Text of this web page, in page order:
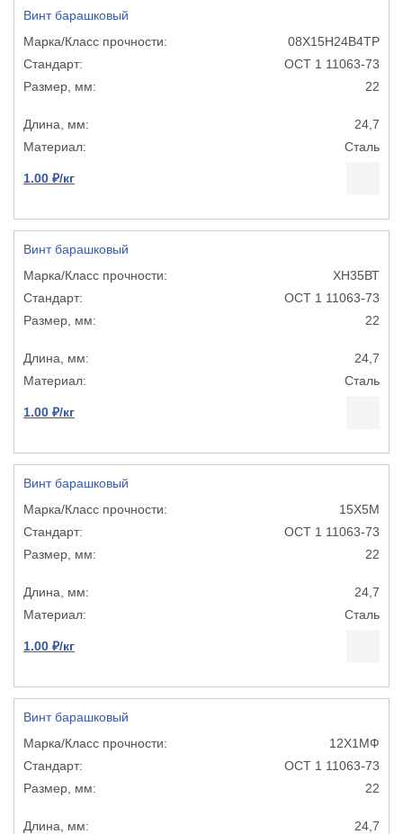
Винт барашковый
08Х15Н24В4ТР
ОСТ 1 11063-73
22
24,7
Сталь
1.00 ₽/кг
Винт барашковый
ХН35ВТ
ОСТ 1 11063-73
22
24,7
Сталь
1.00 ₽/кг
Винт барашковый
15Х5М
ОСТ 1 11063-73
22
24,7
Сталь
1.00 ₽/кг
Винт барашковый
12Х1МФ
ОСТ 1 11063-73
22
24,7